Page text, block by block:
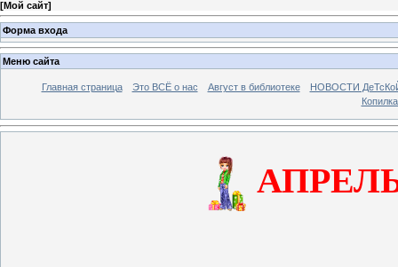
[Мой сайт]
Форма входа
Меню сайта
Главная страница Это ВСЁ о нас Август в библиотеке
НОВОСТИ